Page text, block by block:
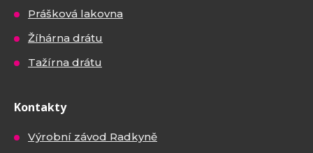
Prášková lakovna
Žíhárna drátu
Tažírna drátu
Kontakty
Výrobní závod Radkyně